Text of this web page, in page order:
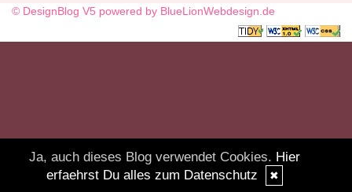
© DesignBlog V5 powered by BlueLionWebdesign.de
Ja, auch dieses Blog verwendet Cookies. Hier
erfaehrst Du alles zum Datenschutz
✖